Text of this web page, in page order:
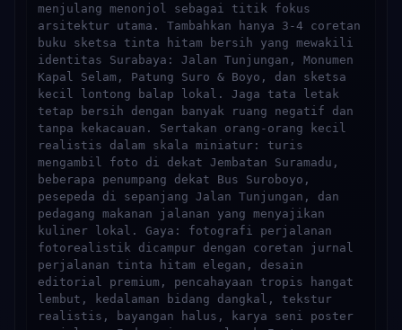
menjulang menonjol sebagai titik fokus
arsitektur utama. Tambahkan hanya 3-4 coretan
buku sketsa tinta hitam bersih yang mewakili
identitas Surabaya: Jalan Tunjungan, Monumen
Kapal Selam, Patung Suro & Boyo, dan sketsa
kecil lontong balap lokal. Jaga tata letak
tetap bersih dengan banyak ruang negatif dan
tanpa kekacauan. Sertakan orang-orang kecil
realistis dalam skala miniatur: turis
mengambil foto di dekat Jembatan Suramadu,
beberapa penumpang dekat Bus Suroboyo,
pesepeda di sepanjang Jalan Tunjungan, dan
pedagang makanan jalanan yang menyajikan
kuliner lokal. Gaya: fotografi perjalanan
fotorealistik dicampur dengan coretan jurnal
perjalanan tinta hitam elegan, desain
editorial premium, pencahayaan tropis hangat
lembut, kedalaman bidang dangkal, tekstur
realistis, bayangan halus, karya seni poster